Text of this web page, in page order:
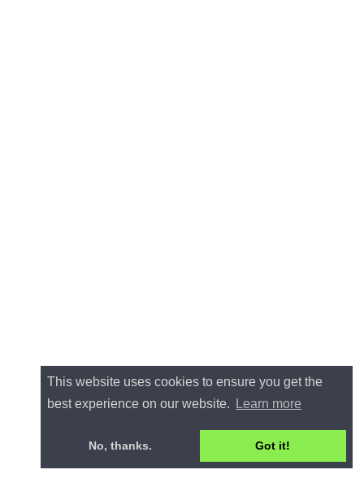
This website uses cookies to ensure you get the
best experience on our website.
Learn more
No, thanks. Got it!